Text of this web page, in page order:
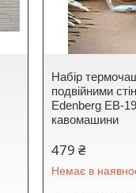
Набір
подвійними
Edenberg EB-
кавомашини
479 ₴
Немає в